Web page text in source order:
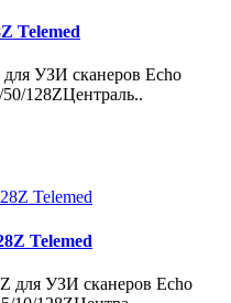
Telemed
УЗИ сканеров Echo
128ZЦентраль..
Telemed
для УЗИ сканеров Echo